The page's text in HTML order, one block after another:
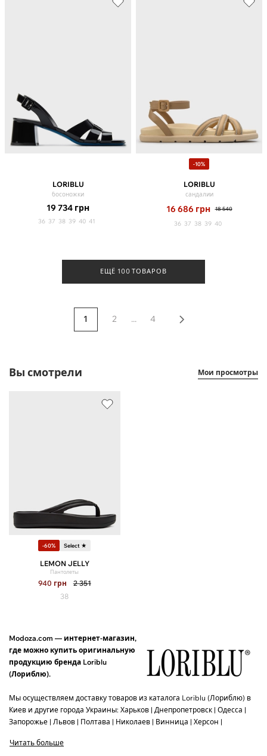
LORIBLU
босоножки
19 734 грн
36 37 38 39 40 41
-10%
LORIBLU
сандалии
16 686 грн 18 540
36 37 38 39 40
ЕЩЁ 100 ТОВАРОВ
1 2 ... 4
Вы смотрели Мои просмотры
-60% Select ★
LEMON JELLY
Пантолеты
940 грн
2 351
38
Modoza.com — интернет-магазин,
где можно купить оригинальную
продукцию бренда Loriblu
(Лориблю).
Мы осуществляем доставку товаров из каталога Loriblu (Лориблю) в
Киев и другие города Украины: Харьков | Днепропетровск | Одесса |
Запорожье | Львов | Полтава | Николаев | Винница | Херсон |
Читать больше